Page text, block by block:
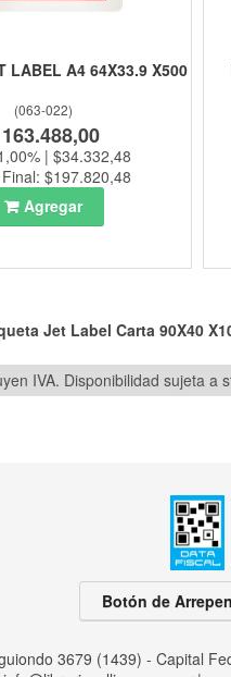
LABEL A4 64X33.9 X500
(063-022)
| $34.332,48
$197.820,48
Agregar
Jet Label Carta 90X40
IVA. Disponibilidad sujeta a
Botón de
3679 (1439) - Capital